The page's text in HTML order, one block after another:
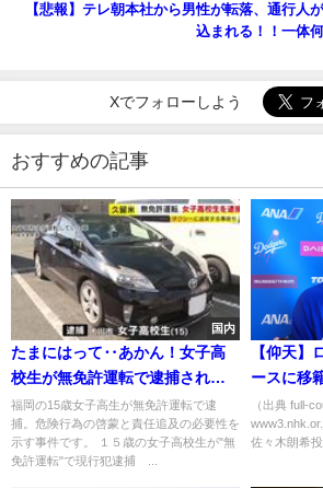
【悲報】テレ朝本社から男性が転落、通行人
込まれる！！一体
Xでフォローしよう
おすすめの記事
国内
たまにはって‥あかん！女子高
校生が無免許運転で逮捕された
ｗｗｗ福岡
福岡の15歳女子高生が無免許運転で逮
捕。危険行為の啓蒙と責任追及の必要性を
示す事件です。 １５歳の女子高校生が"無
免許運転"で現行犯逮捕 ...
【仰天】
ースに移
（出典 full-
佐々木朗希